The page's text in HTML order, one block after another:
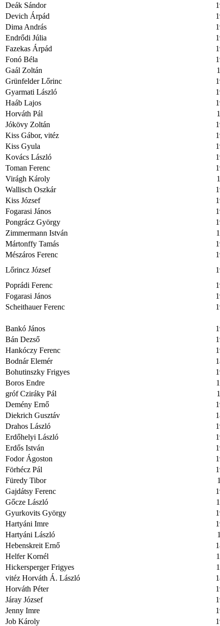
Deák Sándor
Devich Árpád
Dima András
Endrődi Júlia
Fazekas Árpád
Fonó Béla
Gaál Zoltán
Grünfelder Lőrinc
Gyarmati László
Haáb Lajos
Horváth Pál
Jókövy Zoltán
Kiss Gábor, vitéz
Kiss Gyula
Kovács László
Toman Ferenc
Virágh Károly
Wallisch Oszkár
Kiss József
Fogarasi János
Pongrácz György
Zimmermann István
Mártonffy Tamás
Mészáros Ferenc
Lőrincz József
Poprádi Ferenc
Fogarasi János
Scheithauer Ferenc
Bankó János
Bán Dezső
Hankóczy Ferenc
Bodnár Elemér
Bohutinszky Frigyes
Boros Endre
gróf Cziráky Pál
Demény Ernő
Diekrich Gusztáv
Drahos László
Erdőhelyi László
Erdős István
Fodor Ágoston
Förhécz Pál
Füredy Tibor
Gajdátsy Ferenc
Gőcze László
Gyurkovits György
Hartyáni Imre
Hartyáni László
Hebenskreit Ernő
Helfer Kornél
Hickersperger Frigyes
vitéz Horváth Á. László
Horváth Péter
Járay József
Jenny Imre
Job Károly